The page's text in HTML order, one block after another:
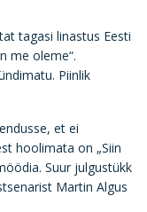
tagasi linastus Eesti
me oleme“.
Piinlik
et ei
hoolimata on „Siin
Suur julgustükk
Martin Algus